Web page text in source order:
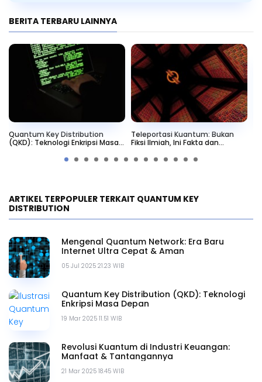
BERITA TERBARU LAINNYA
Quantum Key Distribution
(QKD): Teknologi Enkripsi Masa
Teleportasi Kuantum: Bukan
Fiksi Ilmiah, Ini Fakta dan
ARTIKEL TERPOPULER TERKAIT QUANTUM KEY
DISTRIBUTION
05 Jul 2025 21.23 WIB
Mengenal Quantum Network: Era Baru
Internet Ultra Cepat & Aman
19 Mar 2025 11.51 WIB
Quantum Key Distribution (QKD): Teknologi
Enkripsi Masa Depan
21 Mar 2025 18.45 WIB
Revolusi Kuantum di Industri Keuangan:
Manfaat & Tantangannya